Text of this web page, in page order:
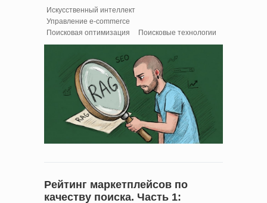
Искусственный интеллект
Управление e-commerce
Поисковая оптимизация
Поисковые технологии
Рейтинг маркетплейсов по
качеству поиска. Часть 1: